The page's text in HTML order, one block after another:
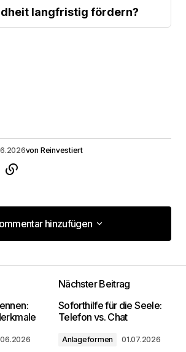
langfristig fördern?
von Reinvestiert
hinzufügen
hinzufügen
wird nicht
Erforderliche Felder sind mit*
Nächster Beitrag
Soforthilfe für die Seele:
Telefon vs. Chat
Anlageformen 01.07.2026